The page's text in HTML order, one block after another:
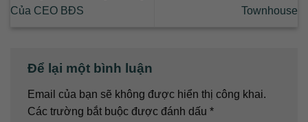
Của CEO BĐS
Townhouse
Để lại một bình luận
Email của bạn sẽ không được hiển thị công khai.
Các trường bắt buộc được đánh dấu *